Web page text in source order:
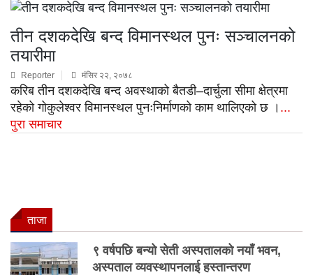
तीन दशकदेखि बन्द विमानस्थल पुनः सञ्चालनको
तयारीमा
Reporter मंसिर २२, २०७८
करिब तीन दशकदेखि बन्द अवस्थाको बैतडी–दार्चुला सीमा क्षेत्रमा
रहेको गोकुलेश्वर विमानस्थल पुनःनिर्माणको काम थालिएको छ । ...
पुरा समाचार
ताजा
९ वर्षपछि बन्यो सेती अस्पतालको नयाँ भवन,
अस्पताल व्यवस्थापनलाई हस्तान्तरण